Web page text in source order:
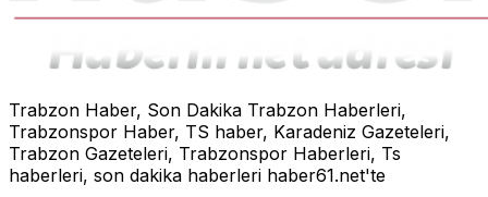
Trabzon Haber, Son Dakika Trabzon Haberleri,
Trabzonspor Haber, TS haber, Karadeniz Gazeteleri,
Trabzon Gazeteleri, Trabzonspor Haberleri, Ts
haberleri, son dakika haberleri haber61.net'te